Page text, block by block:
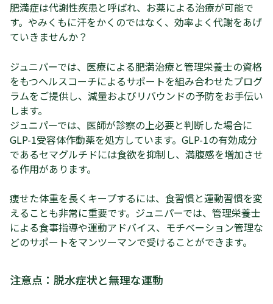
肥満症は代謝性疾患と呼ばれ、お薬による治療が可能で
す。やみくもに汗をかくのではなく、効率よく代謝をあげ
ていきませんか？
ジュニパーでは、医療による肥満治療と管理栄養士の資格
をもつヘルスコーチによるサポートを組み合わせたプログ
ラムをご提供し、減量およびリバウンドの予防をお手伝い
します。
ジュニパーでは、医師が診察の上必要と判断した場合に
GLP-1受容体作動薬を処方しています。GLP-1の有効成分
であるセマグルチドには食欲を抑制し、満腹感を増加させ
る作用があります。
痩せた体重を長くキープするには、食習慣と運動習慣を変
えることも非常に重要です。ジュニパーでは、管理栄養士
による食事指導や運動アドバイス、モチベーション管理な
どのサポートをマンツーマンで受けることができます。
注意点：脱水症状と無理な運動